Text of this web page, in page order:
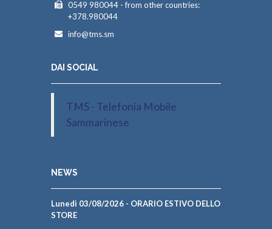
0549 980044 - from other countries:
+378.980044
info@tms.sm
DAI SOCIAL
TMS - Telefonia Mobile
Sammarinese
NEWS
Lunedì 03/08/2026 - ORARIO ESTIVO DELLO
STORE